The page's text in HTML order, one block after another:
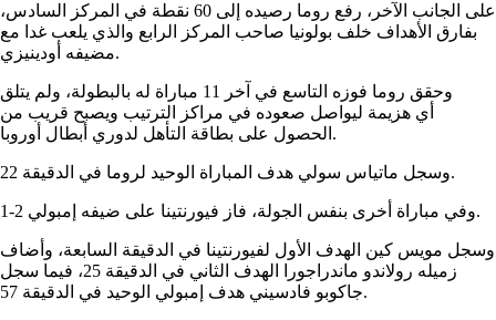
على الجانب الآخر، رفع روما رصيده إلى 60 نقطة في المركز السادس،
بفارق الأهداف خلف بولونيا صاحب المركز الرابع والذي يلعب غدا مع
مضيفه أودينيزي.
وحقق روما فوزه التاسع في آخر 11 مباراة له بالبطولة، ولم يتلق
أي هزيمة ليواصل صعوده في مراكز الترتيب ويصبح قريب من
الحصول على بطاقة التأهل لدوري أبطال أوروبا.
وسجل ماتياس سولي هدف المباراة الوحيد لروما في الدقيقة 22.
وفي مباراة أخرى بنفس الجولة، فاز فيورنتينا على ضيفه إمبولي 2-1.
وسجل مويس كين الهدف الأول لفيورنتينا في الدقيقة السابعة، وأضاف
زميله رولاندو ماندراجورا الهدف الثاني في الدقيقة 25، فيما سجل
جاكوبو فادسيني هدف إمبولي الوحيد في الدقيقة 57.